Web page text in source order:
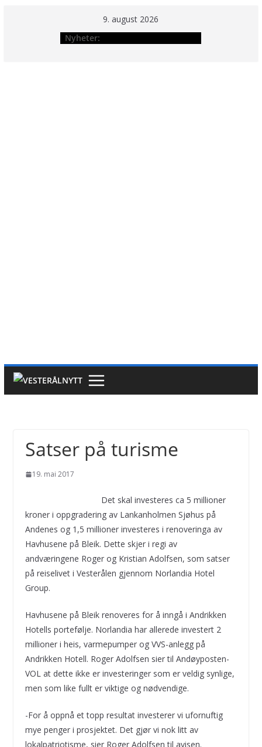
9. august 2026
Nyheter:
Satser på turisme
19. mai 2017
Det skal investeres ca 5 millioner
kroner i oppgradering av Lankanholmen Sjøhus på
Andenes og 1,5 millioner investeres i renoveringa av
Havhusene på Bleik. Dette skjer i regi av
andværingene Roger og Kristian Adolfsen, som satser
på reiselivet i Vesterålen gjennom Norlandia Hotel
Group.
Havhusene på Bleik renoveres for å inngå i Andrikken
Hotells portefølje. Norlandia har allerede investert 2
millioner i heis, varmepumper og VVS-anlegg på
Andrikken Hotell. Roger Adolfsen sier til Andøyposten-
VOL at dette ikke er investeringer som er veldig synlige,
men som like fullt er viktige og nødvendige.
-For å oppnå et topp resultat investerer vi ufornuftig
mye penger i prosjektet. Det gjør vi nok litt av
lokalpatriotisme, sier Roger Adolfsen til avisen.